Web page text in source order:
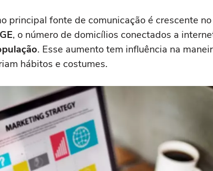
principal fonte de comunicação é crescente
, o número de domicílios conectados a
. Esse aumento tem influência na
hábitos e costumes.